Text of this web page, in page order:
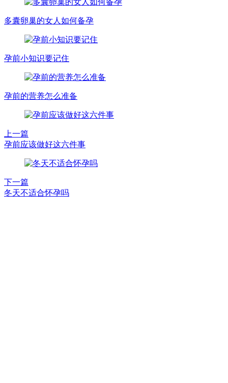
多囊卵巢的女人如何备孕
孕前小知识要记住
孕前的营养怎么准备
上一篇
孕前应该做好这六件事
下一篇
冬天不适合怀孕吗